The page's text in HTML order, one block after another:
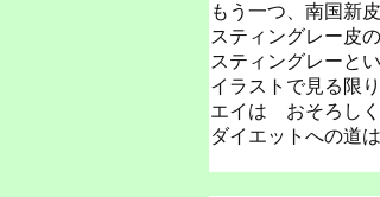
もう一つ、南国新
スティングレー皮
スティングレーと
イラストで見る限
エイは おそろしく
ダイエットへの道